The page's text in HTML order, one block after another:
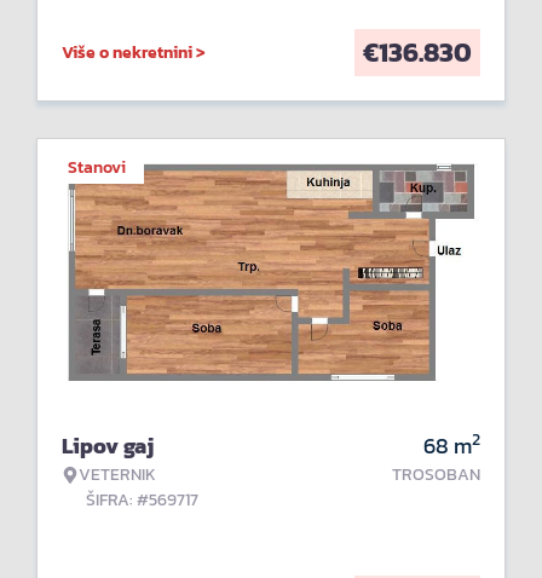
Više o nekretnini > €136.830
Stanovi
Lipov gaj
VETERNIK
ŠIFRA: #569717
68 m2
TROSOBAN